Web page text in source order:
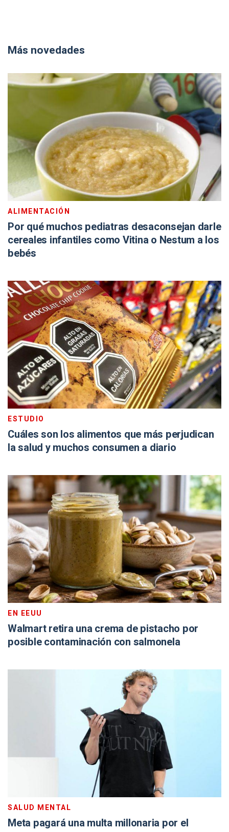
Más novedades
ALIMENTACIÓN
Por qué muchos pediatras desaconsejan darle
cereales infantiles como Vitina o Nestum a los
bebés
ESTUDIO
Cuáles son los alimentos que más perjudican
la salud y muchos consumen a diario
EN EEUU
Walmart retira una crema de pistacho por
posible contaminación con salmonela
SALUD MENTAL
Meta pagará una multa millonaria por el